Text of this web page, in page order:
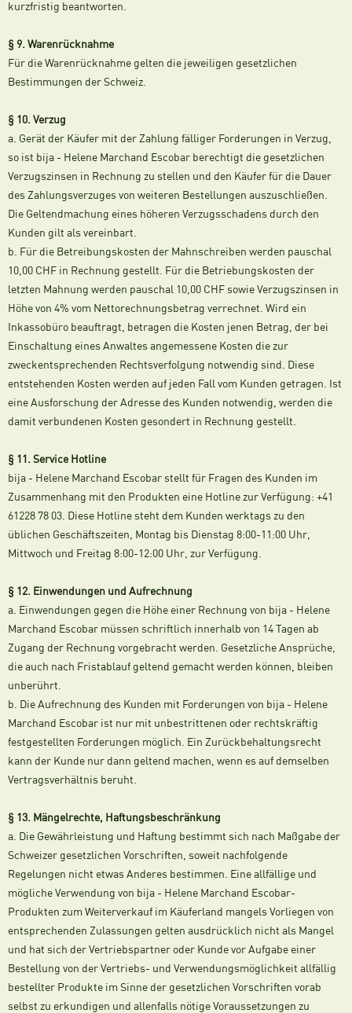
kurzfristig beantworten.
§ 9. Warenrücknahme
Für die Warenrücknahme gelten die jeweiligen gesetzlichen
Bestimmungen der Schweiz.
§ 10. Verzug
a. Gerät der Käufer mit der Zahlung fälliger Forderungen in Verzug,
so ist bija - Helene Marchand Escobar berechtigt die gesetzlichen
Verzugszinsen in Rechnung zu stellen und den Käufer für die Dauer
des Zahlungsverzuges von weiteren Bestellungen auszuschließen.
Die Geltendmachung eines höheren Verzugsschadens durch den
Kunden gilt als vereinbart.
b. Für die Betreibungskosten der Mahnschreiben werden pauschal
10,00 CHF in Rechnung gestellt. Für die Betriebungskosten der
letzten Mahnung werden pauschal 10,00 CHF sowie Verzugszinsen in
Höhe von 4% vom Nettorechnungsbetrag verrechnet. Wird ein
Inkassobüro beauftragt, betragen die Kosten jenen Betrag, der bei
Einschaltung eines Anwaltes angemessene Kosten die zur
zweckentsprechenden Rechtsverfolgung notwendig sind. Diese
entstehenden Kosten werden auf jeden Fall vom Kunden getragen. Ist
eine Ausforschung der Adresse des Kunden notwendig, werden die
damit verbundenen Kosten gesondert in Rechnung gestellt.
§ 11. Service Hotline
bija - Helene Marchand Escobar stellt für Fragen des Kunden im
Zusammenhang mit den Produkten eine Hotline zur Verfügung: +41
61228 78 03. Diese Hotline steht dem Kunden werktags zu den
üblichen Geschäftszeiten, Montag bis Dienstag 8:00-11:00 Uhr,
Mittwoch und Freitag 8:00-12:00 Uhr, zur Verfügung.
§ 12. Einwendungen und Aufrechnung
a. Einwendungen gegen die Höhe einer Rechnung von bija - Helene
Marchand Escobar müssen schriftlich innerhalb von 14 Tagen ab
Zugang der Rechnung vorgebracht werden. Gesetzliche Ansprüche,
die auch nach Fristablauf geltend gemacht werden können, bleiben
unberührt.
b. Die Aufrechnung des Kunden mit Forderungen von bija - Helene
Marchand Escobar ist nur mit unbestrittenen oder rechtskräftig
festgestellten Forderungen möglich. Ein Zurückbehaltungsrecht
kann der Kunde nur dann geltend machen, wenn es auf demselben
Vertragsverhältnis beruht.
§ 13. Mängelrechte, Haftungsbeschränkung
a. Die Gewährleistung und Haftung bestimmt sich nach Maßgabe der
Schweizer gesetzlichen Vorschriften, soweit nachfolgende
Regelungen nicht etwas Anderes bestimmen. Eine allfällige und
mögliche Verwendung von bija - Helene Marchand Escobar-
Produkten zum Weiterverkauf im Käuferland mangels Vorliegen von
entsprechenden Zulassungen gelten ausdrücklich nicht als Mangel
und hat sich der Vertriebspartner oder Kunde vor Aufgabe einer
Bestellung von der Vertriebs- und Verwendungsmöglichkeit allfällig
bestellter Produkte im Sinne der gesetzlichen Vorschriften vorab
selbst zu erkundigen und allenfalls nötige Voraussetzungen zu